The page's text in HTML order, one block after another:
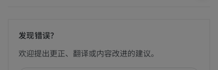
发现错误？
欢迎提出更正、翻译或内容改进的建议。